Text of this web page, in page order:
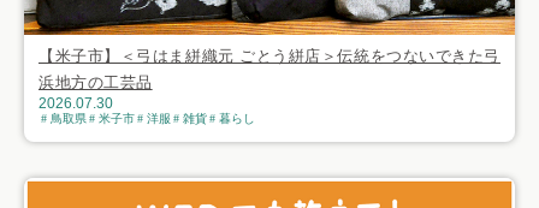
【米子市】＜弓はま絣織元 ごとう絣店＞伝統をつないできた弓
浜地方の工芸品
2026.07.30
鳥取県 米子市 洋服 雑貨 暮らし